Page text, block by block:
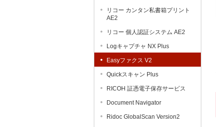
リコー カンタン私書箱プリント
AE2
リコー 個人認証システム AE2
Logキャプチャ NX Plus
Easyファクス V2
Quickスキャン Plus
RICOH 証憑電子保存サービス
Document Navigator
Ridoc GlobalScan Version2